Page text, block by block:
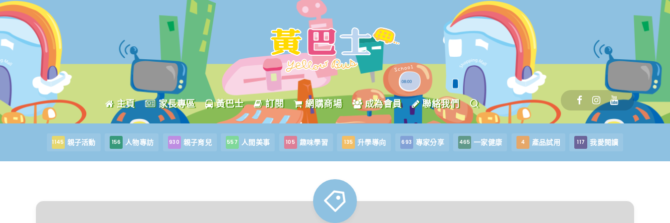
主頁 家長專區 黃巴士 訂閱 網購商場 成為會員 聯絡我們
1145 親子活動 156 人物專訪 930 親子育兒 557 人間美事 105 趣味學習 135 升學導向 693 專家分享 465 一家健康 4 產品試用 117 我愛閱讀